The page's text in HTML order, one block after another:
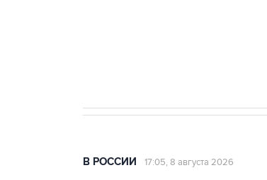
В РОССИИ 17:05, 8 августа 2026